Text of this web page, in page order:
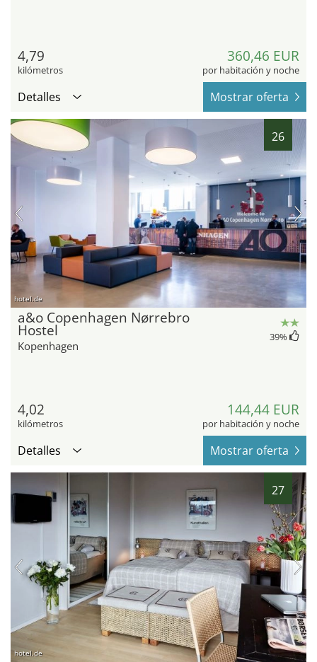
4,79
kilómetros
360,46 EUR
por habitación y noche
Detalles Mostrar oferta
26
hotel.de
a&o Copenhagen Nørrebro
Hostel
Kopenhagen
39%
4,02
kilómetros
144,44 EUR
por habitación y noche
Detalles Mostrar oferta
27
hotel.de